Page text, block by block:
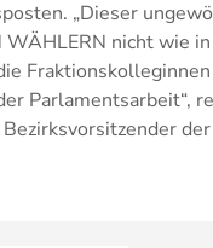
„Dieser
nicht wie
Parlamentsarbeit“,